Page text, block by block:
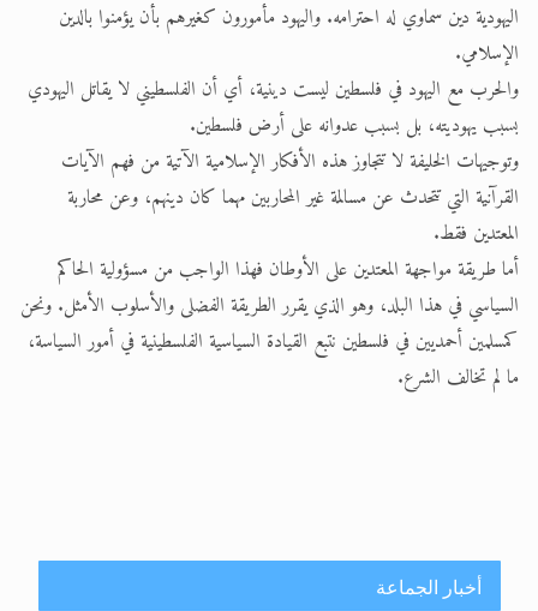
اقرأ هذا المقال في أهمية عيد
اليهودية دين سماوي له احترامه. واليهود مأمورون كغيرهم بأن يؤمنوا بالدين
الإسلامي.
والحرب مع اليهود في فلسطين ليست دينية، أي أن الفلسطيني لا يقاتل اليهودي
بسبب يهوديته، بل بسبب عدوانه على أرض فلسطين.
وتوجيهات الخليفة لا تتجاوز هذه الأفكار الإسلامية الآتية من فهم الآيات
القرآنية التي تتحدث عن مسالمة غير المحاربين مهما كان دينهم، وعن محاربة
المعتدين فقط.
أما طريقة مواجهة المعتدين على الأوطان فهذا الواجب من مسؤولية الحاكم
السياسي في هذا البلد، وهو الذي يقرر الطريقة الفضلى والأسلوب الأمثل. ونحن
كمسلمين أحمديين في فلسطين نتبع القيادة السياسية الفلسطينية في أمور السياسة،
ما لم تخالف الشرع.
أخبار الجماعة